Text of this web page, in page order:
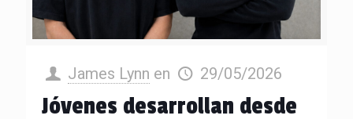
James Lynn en 29/05/2026
Jóvenes desarrollan desde